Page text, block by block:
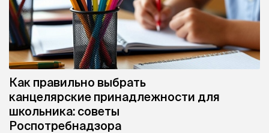
Как правильно выбрать
канцелярские принадлежности для
школьника: советы
Роспотребнадзора